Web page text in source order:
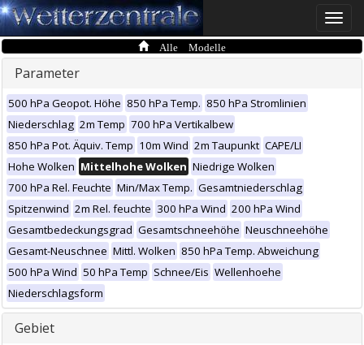
Toggle
Alle Modelle
Parameter
500 hPa Geopot. Höhe 850 hPa Temp. 850 hPa Stromlinien
Niederschlag 2m Temp 700 hPa Vertikalbew
850 hPa Pot. Äquiv. Temp 10m Wind 2m Taupunkt CAPE/LI
Hohe Wolken Mittelhohe Wolken Niedrige Wolken
700 hPa Rel. Feuchte Min/Max Temp. Gesamtniederschlag
Spitzenwind 2m Rel. feuchte 300 hPa Wind 200 hPa Wind
Gesamtbedeckungsgrad Gesamtschneehöhe Neuschneehöhe
Gesamt-Neuschnee Mittl. Wolken 850 hPa Temp. Abweichung
500 hPa Wind 50 hPa Temp Schnee/Eis Wellenhoehe
Niederschlagsform
Gebiet